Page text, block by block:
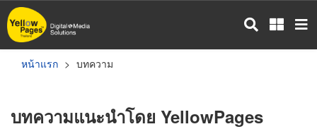
ข้าม
ไป
เนื้อหาหน้าแรก บทความ
บทความแนะนำโดย YellowPages